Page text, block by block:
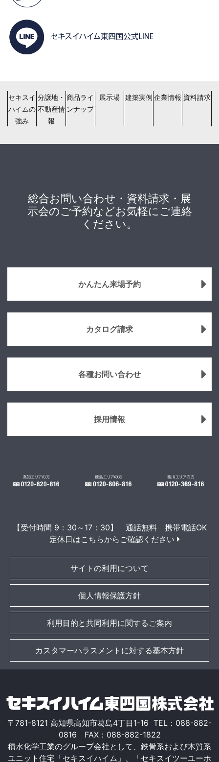
セキスイ
ハイムの
強み
分譲地・
不動産情
報
商品ライ
ンナップ
展示場 建築実例 企業情報 資料請求
総合お問い合わせ・資料請求・展
示会のご予約などお気軽にご連絡
ください。
かんたん来場予約
カタログ請求
各種お問い合わせ
採用情報
【受付時間 9：30～17：30】 通話無料 携帯電話OK
定休日はこちらからご確認ください
サイトの利用について
個人情報保護方針
利用目的と共同利用に関するご案内
カスタマーハラスメントに対する基本方針
〒781-8121 高知県高知市葛島4丁目1-16 TEL：088-882-
0816 FAX：088-882-1822
積水化学工業のグループ会社として、鉄骨系および木質系
ユニット住宅「セキスイハイム」、「セキスイツーユーホ